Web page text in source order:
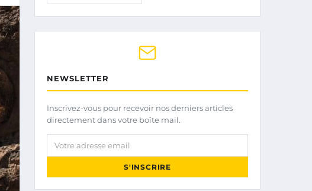
NEWSLETTER
Inscrivez-vous pour recevoir nos derniers articles
directement dans votre boîte mail.
Votre adresse email
S'INSCRIRE